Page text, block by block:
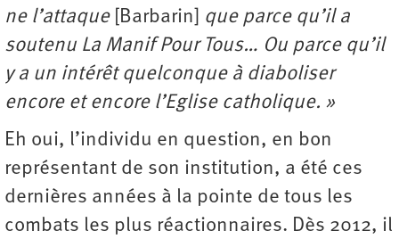
ne l’attaque[Barbarin]
que parce qu’il a
soutenu La Manif Pour Tous… Ou parce qu’il
y a un intérêt quelconque à diaboliser
encore et encore l’Eglise catholique. »
Eh oui, l’individu en question, en bon
représentant de son institution, a été ces
dernières années à la pointe de tous les
combats les plus réactionnaires. Dès 2012, il